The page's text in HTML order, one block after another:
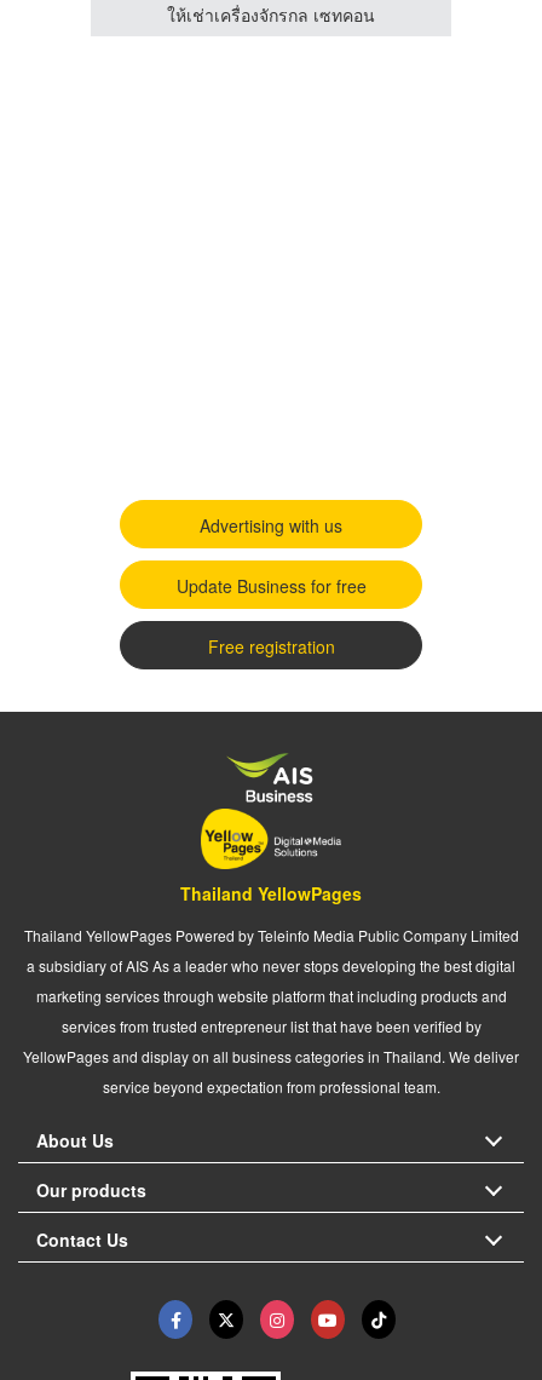
ให้เช่าเครื่องจักรกล เซทคอน
Advertising with us
Update Business for free
Free registration
Thailand YellowPages
Thailand YellowPages Powered by Teleinfo Media Public Company Limited
a subsidiary of AIS As a leader who never stops developing the best digital
marketing services through website platform that including products and
services from trusted entrepreneur list that have been verified by
YellowPages and display on all business categories in Thailand. We deliver
service beyond expectation from professional team.
About Us
Our products
Contact Us